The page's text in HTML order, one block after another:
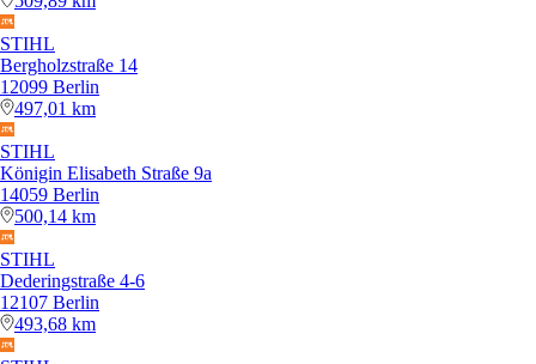
STIHL
Bergholzstraße 14
12099 Berlin
497,01 km
STIHL
Königin Elisabeth Straße 9a
14059 Berlin
500,14 km
STIHL
Dederingstraße 4-6
12107 Berlin
493,68 km